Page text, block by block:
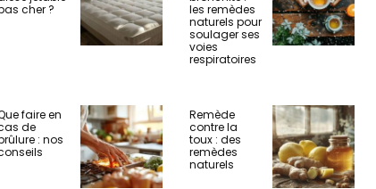
cher ?
les remèdes
naturels pour
soulager ses
voies
respiratoires
faire en
de
: nos
Remède
contre la
toux : des
remèdes
naturels